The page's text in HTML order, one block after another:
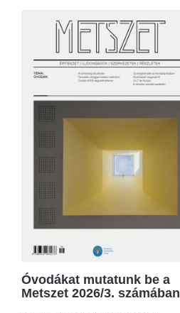
Óvodákat mutatunk be a
Metszet 2026/3. számában